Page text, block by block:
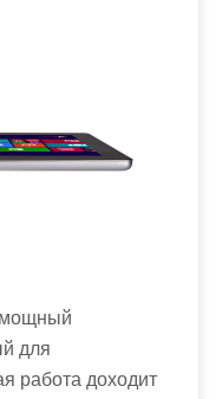
мощный
для
работа доходит